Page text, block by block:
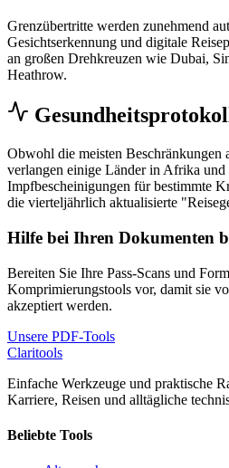
Grenzübertritte werden zunehmend
Gesichtserkennung und digitale
an großen Drehkreuzen wie Dubai,
Heathrow.
Obwohl die meisten Beschränkungen
verlangen einige Länder in Afrika und
Impfbescheinigungen für bestimmte
die vierteljährlich aktualisierte
Hilfe bei Ihren Dokumenten
Bereiten Sie Ihre Pass-Scans und
Komprimierungstools vor, damit sie
akzeptiert werden.
Unsere PDF-Tools
Claritools
Einfache Werkzeuge und praktische
Karriere, Reisen und alltägliche
Beliebte Tools